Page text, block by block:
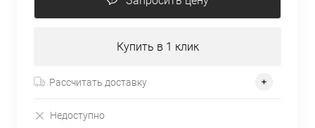
Купить в 1 клик
Рассчитать доставку
Недоступно